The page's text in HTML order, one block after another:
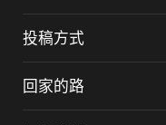
投稿方式
回家的路